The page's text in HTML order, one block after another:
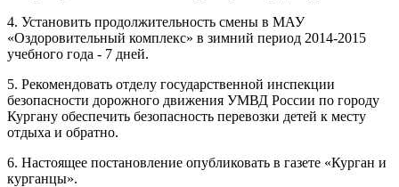
4. Установить продолжительность смены в МАУ
«Оздоровительный комплекс» в зимний период 2014-2015
учебного года - 7 дней.
5. Рекомендовать отделу государственной инспекции
безопасности дорожного движения УМВД России по городу
Кургану обеспечить безопасность перевозки детей к месту
отдыха и обратно.
6. Настоящее постановление опубликовать в газете «Курган и
курганцы».